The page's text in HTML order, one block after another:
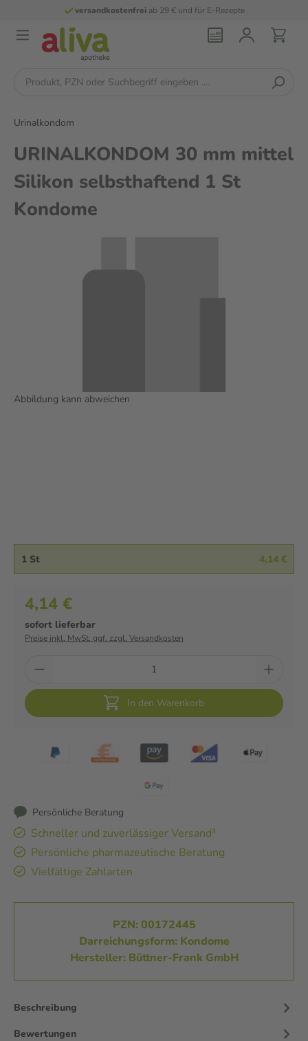
versandkostenfreiab 29 € und für E-Rezepte
Urinalkondom
URINALKONDOM 30 mm mittel
Silikon selbsthaftend 1 St
Kondome
Abbildung kann abweichen
1 St 4,14 €
4,14 €
sofort lieferbar
Preise inkl. MwSt. ggf. zzgl. Versandkosten
In den Warenkorb
Persönliche Beratung
Schneller und zuverlässiger Versand³
Persönliche pharmazeutische Beratung
Vielfältige Zahlarten
PZN: 00172445
Darreichungsform: Kondome
Hersteller: Büttner-Frank GmbH
Beschreibung
Bewertungen